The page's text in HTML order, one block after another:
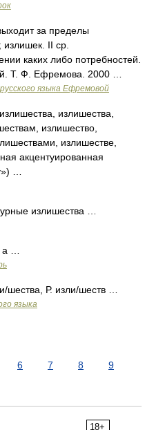
за пределы
II ср.
каких либо потребностей.
Т. Ф. Ефремова. 2000 …
языка Ефремовой
излишества,
излишество,
излишестве,
акцентуированная
…
излишества …
…
Р. изли/шеств …
языка
6 7 8
9
18+